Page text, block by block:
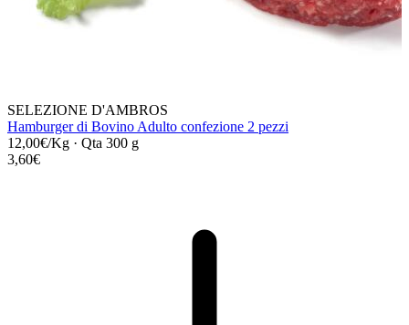
SELEZIONE D'AMBROS
Hamburger di Bovino Adulto confezione 2 pezzi
12,00€/Kg · Qta 300 g
3,60€